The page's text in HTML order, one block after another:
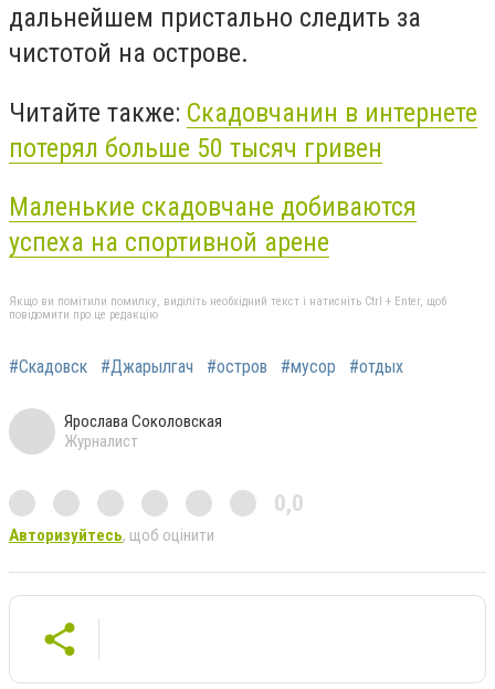
дальнейшем пристально следить за
чистотой на острове.
Читайте также: Скадовчанин в интернете
потерял больше 50 тысяч гривен
Маленькие скадовчане добиваются
успеха на спортивной арене
Якщо ви помітили помилку, виділіть необхідний текст і натисніть Ctrl + Enter, щоб
повідомити про це редакцію
#Скадовск #Джарылгач #остров #мусор #отдых
Ярослава Соколовская
Журналист
0,0
Авторизуйтесь, щоб оцінити